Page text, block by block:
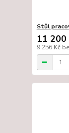
Stůl
11 200
9 256 Kč